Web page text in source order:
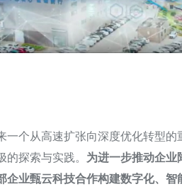
个从高速扩张向深度优化转型
探索与实践。 为进一步推动企
业甄云科技合作构建数字化、智